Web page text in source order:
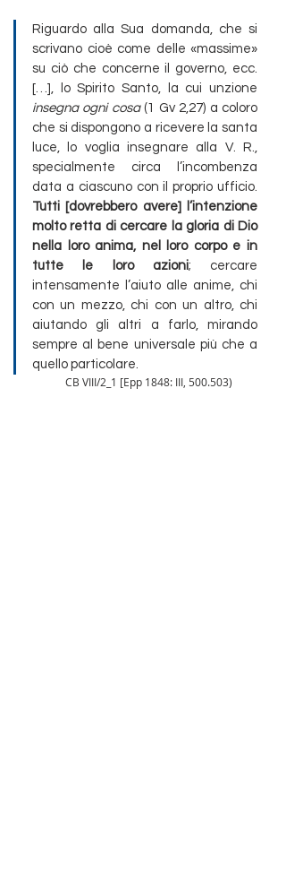
Riguardo alla Sua domanda, che si
scrivano cioè come delle «massime»
su ciò che concerne il governo, ecc.
insegna ogni cosa (1 Gv 2,27) a coloro
che si dispongono a ricevere la santa
luce, lo voglia insegnare alla V. R.,
specialmente circa l’incombenza
Tutti [dovrebbero avere] l’intenzione
molto retta di cercare la gloria di Dio
nella loro anima, nel loro corpo e in
tutte le loro azioni; cercare
intensamente l’aiuto alle anime, chi
con un mezzo, chi con un altro, chi
aiutando gli altri a farlo, mirando
sempre al bene universale più che a
quello particolare.
	CB VIII/2_1 [Epp 1848: III, 500.503)